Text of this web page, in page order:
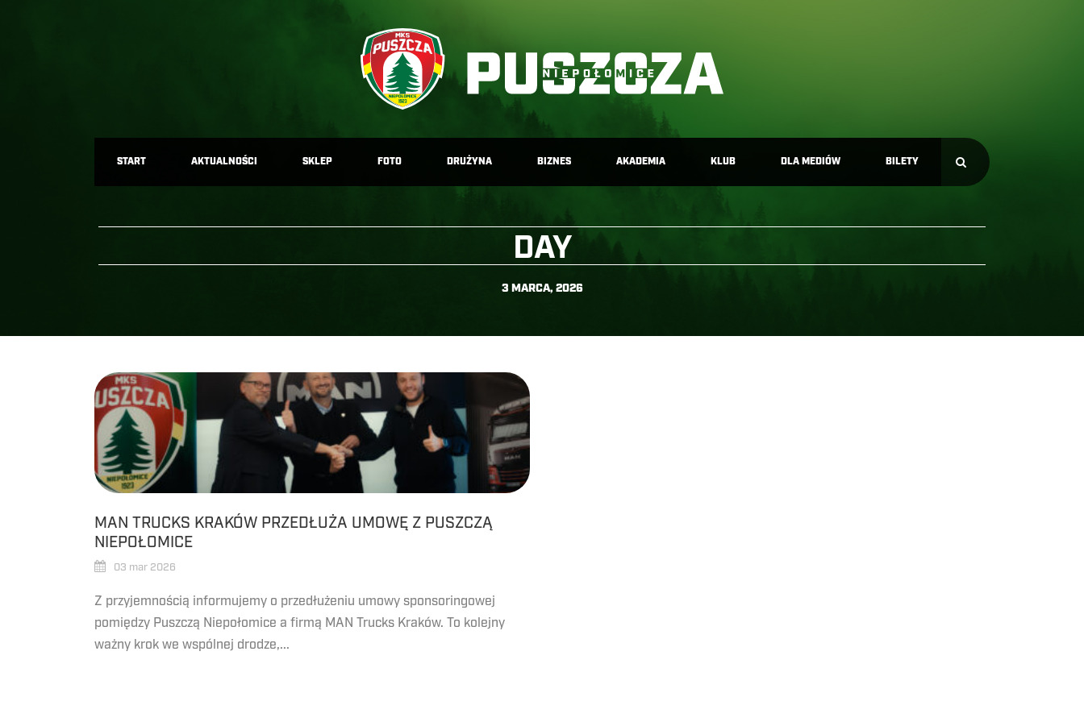
START AKTUALNOŚCI SKLEP FOTO DRUŻYNA BIZNES AKADEMIA KLUB DLA MEDIÓW BILETY
DAY
3 MARCA, 2026
MAN TRUCKS KRAKÓW PRZEDŁUŻA UMOWĘ Z PUSZCZĄ
NIEPOŁOMICE
03 mar 2026
Z przyjemnością informujemy o przedłużeniu umowy sponsoringowej
pomiędzy Puszczą Niepołomice a firmą MAN Trucks Kraków. To kolejny
ważny krok we wspólnej drodze,...